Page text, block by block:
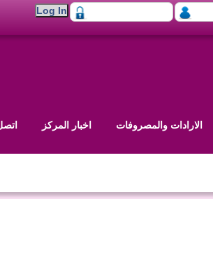
الارادات والمصروفات اخبار المركز